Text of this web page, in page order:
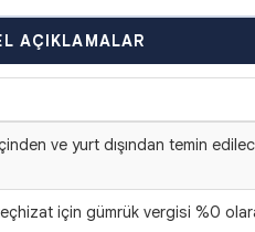
AÇIKLAMALAR
ve yurt dışından temin
için gümrük vergisi %0